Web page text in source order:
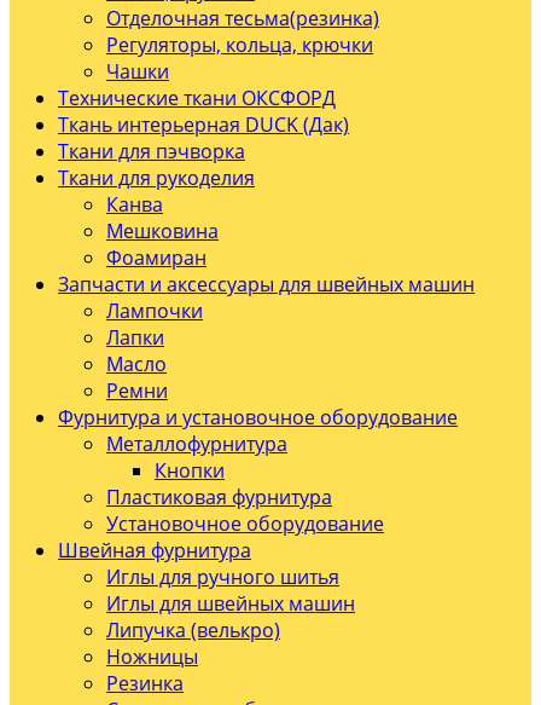
Отделочная тесьма(резинка)
Регуляторы, кольца, крючки
Чашки
Технические ткани ОКСФОРД
Ткань интерьерная DUCK (Дак)
Ткани для пэчворка
Ткани для рукоделия
Канва
Мешковина
Фоамиран
Запчасти и аксессуары для швейных машин
Лампочки
Лапки
Масло
Ремни
Фурнитура и установочное оборудование
Металлофурнитура
Кнопки
Пластиковая фурнитура
Установочное оборудование
Швейная фурнитура
Иглы для ручного шитья
Иглы для швейных машин
Липучка (велькро)
Ножницы
Резинка